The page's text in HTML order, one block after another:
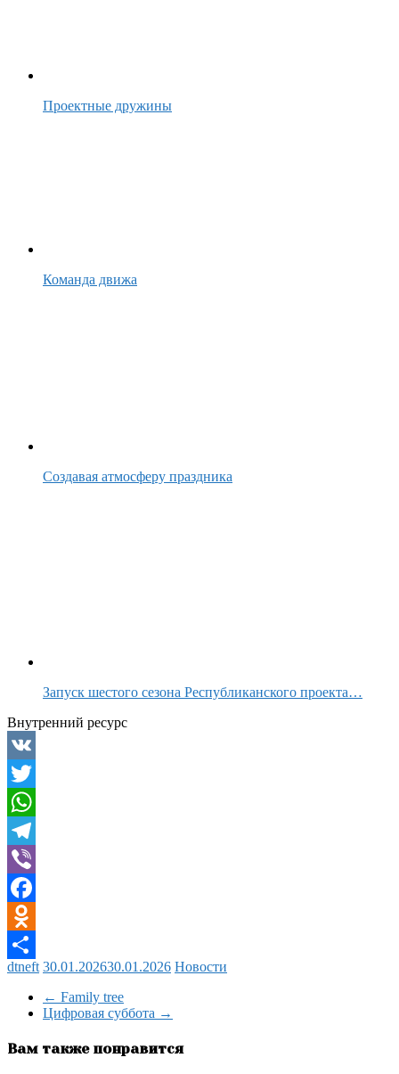
Проектные дружины
Команда движа
Создавая атмосферу праздника
Запуск шестого сезона Республиканского проекта…
Внутренний ресурс
VK
Twitter
WhatsApp
Telegram
Viber
Facebook
Odnoklassniki
Отправить
dtneft 30.01.202630.01.2026 Новости
← Family tree
Цифровая суббота →
Вам также понравится